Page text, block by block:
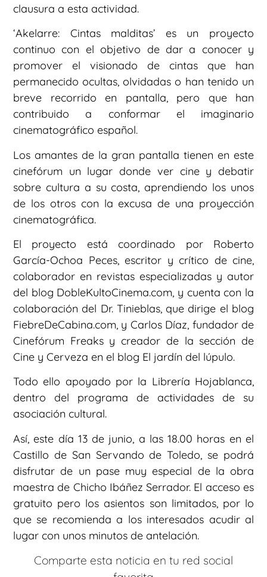
clausura a esta actividad.
‘Akelarre: Cintas malditas’ es un proyecto
continuo con el objetivo de dar a conocer y
promover el visionado de cintas que han
permanecido ocultas, olvidadas o han tenido un
breve recorrido en pantalla, pero que han
contribuido a conformar el imaginario
cinematográfico español.
Los amantes de la gran pantalla tienen en este
cinefórum un lugar donde ver cine y debatir
sobre cultura a su costa, aprendiendo los unos
de los otros con la excusa de una proyección
cinematográfica.
El proyecto está coordinado por Roberto
García-Ochoa Peces, escritor y crítico de cine,
colaborador en revistas especializadas y autor
del blog DobleKultoCinema.com, y cuenta con la
colaboración del Dr. Tinieblas, que dirige el blog
FiebreDeCabina.com, y Carlos Díaz, fundador de
Cinefórum Freaks y creador de la sección de
Cine y Cerveza en el blog El jardín del lúpulo.
Todo ello apoyado por la Librería Hojablanca,
dentro del programa de actividades de su
asociación cultural.
Así, este día 13 de junio, a las 18.00 horas en el
Castillo de San Servando de Toledo, se podrá
disfrutar de un pase muy especial de la obra
maestra de Chicho Ibáñez Serrador. El acceso es
gratuito pero los asientos son limitados, por lo
que se recomienda a los interesados acudir al
lugar con unos minutos de antelación.
Comparte esta noticia en tu red social